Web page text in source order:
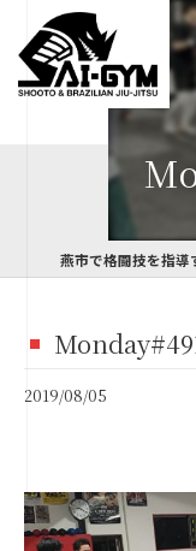
燕市で格闘技を指導
2019/08/05